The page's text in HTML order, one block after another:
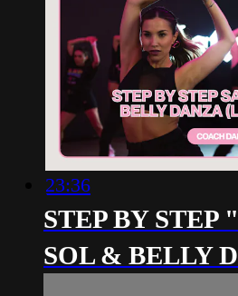
23:36
STEP BY STEP
SOL & BELLY